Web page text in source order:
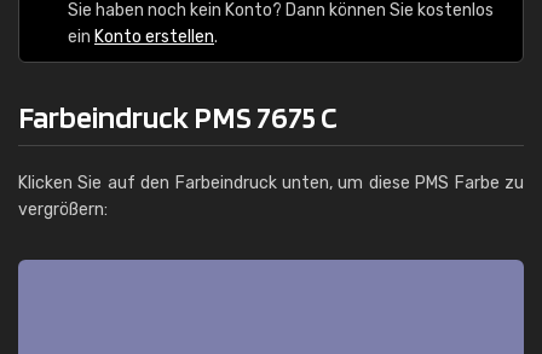
Sie haben noch kein Konto? Dann können Sie kostenlos
ein Konto erstellen.
Farbeindruck PMS 7675 C
Klicken Sie auf den Farbeindruck unten, um diese PMS Farbe zu
vergrößern: